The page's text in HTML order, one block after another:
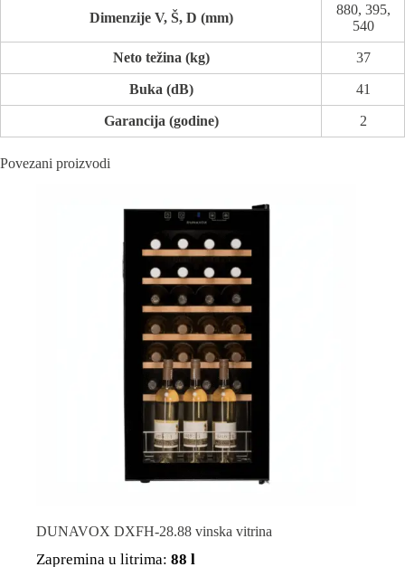
Dimenzije V, Š, D (mm)
880, 395,
540
Neto težina (kg) 37
Buka (dB) 41
Garancija (godine) 2
Povezani proizvodi
DUNAVOX DXFH-28.88 vinska vitrina
Zapremina u litrima: 88 l